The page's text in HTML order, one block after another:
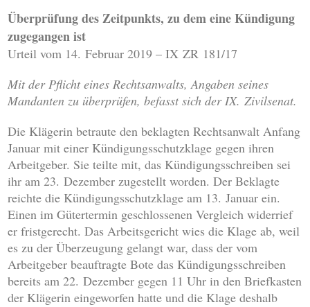
Überprüfung des Zeitpunkts, zu dem eine Kündigung
zugegangen ist
Urteil vom 14. Februar 2019 – IX ZR 181/17
Mit der Pflicht eines Rechtsanwalts, Angaben seines
Mandanten zu überprüfen, befasst sich der IX. Zivilsenat.
Die Klägerin betraute den beklagten Rechtsanwalt Anfang
Januar mit einer Kündigungsschutzklage gegen ihren
Arbeitgeber. Sie teilte mit, das Kündigungsschreiben sei
ihr am 23. Dezember zugestellt worden. Der Beklagte
reichte die Kündigungsschutzklage am 13. Januar ein.
Einen im Gütertermin geschlossenen Vergleich widerrief
er fristgerecht. Das Arbeitsgericht wies die Klage ab, weil
es zu der Überzeugung gelangt war, dass der vom
Arbeitgeber beauftragte Bote das Kündigungsschreiben
bereits am 22. Dezember gegen 11 Uhr in den Briefkasten
der Klägerin eingeworfen hatte und die Klage deshalb